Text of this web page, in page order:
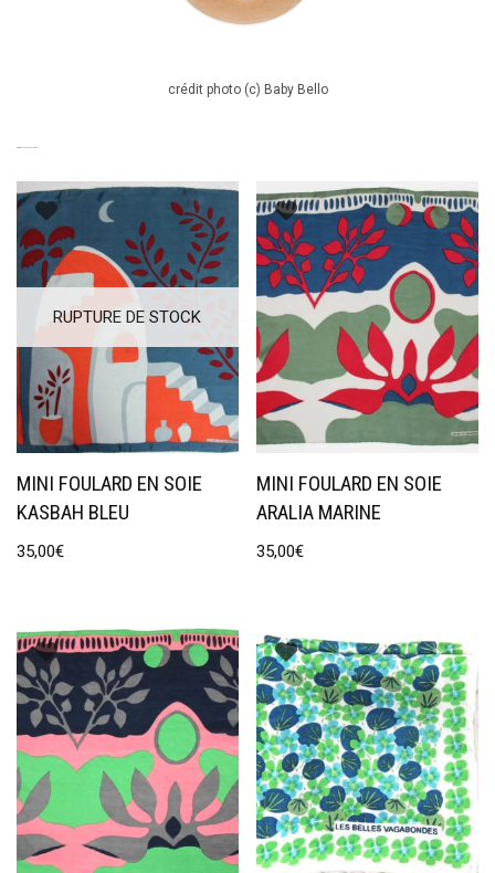
crédit photo (c) Baby Bello
RUPTURE DE STOCK
MINI FOULARD EN SOIE
KASBAH BLEU
35,00€
MINI FOULARD EN SOIE
ARALIA MARINE
35,00€